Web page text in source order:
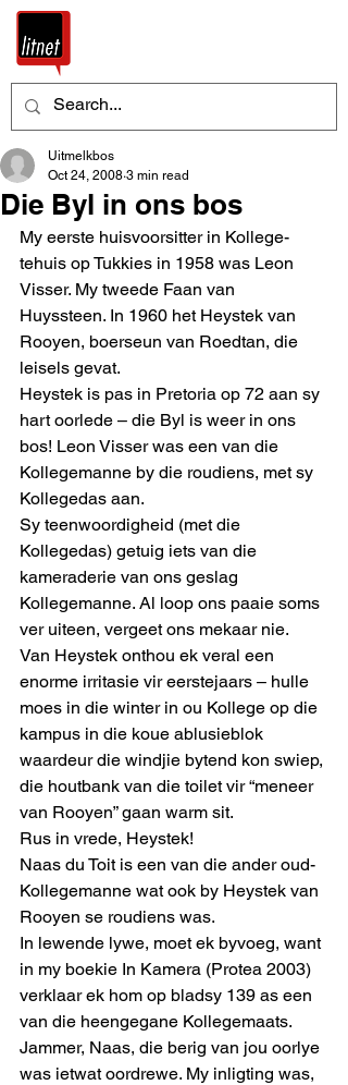
Die Byl in ons bos
Uitmelkbos
Oct 24, 2008 3 min read
My eerste huisvoorsitter in Kollege-
tehuis op Tukkies in 1958 was Leon
Visser. My tweede Faan van
Huyssteen. In 1960 het Heystek van
Rooyen, boerseun van Roedtan, die
leisels gevat.
Heystek is pas in Pretoria op 72 aan sy
hart oorlede – die Byl is weer in ons
bos! Leon Visser was een van die
Kollegemanne by die roudiens, met sy
Kollegedas aan.
Sy teenwoordigheid (met die
Kollegedas) getuig iets van die
kameraderie van ons geslag
Kollegemanne. Al loop ons paaie soms
ver uiteen, vergeet ons mekaar nie.
Van Heystek onthou ek veral een
enorme irritasie vir eerstejaars – hulle
moes in die winter in ou Kollege op die
kampus in die koue ablusieblok
waardeur die windjie bytend kon swiep,
die houtbank van die toilet vir “meneer
van Rooyen” gaan warm sit.
Rus in vrede, Heystek!
Naas du Toit is een van die ander oud-
Kollegemanne wat ook by Heystek van
Rooyen se roudiens was.
In lewende lywe, moet ek byvoeg, want
in my boekie In Kamera (Protea 2003)
verklaar ek hom op bladsy 139 as een
van die heengegane Kollegemaats.
Jammer, Naas, die berig van jou oorlye
was ietwat oordrewe. My inligting was,